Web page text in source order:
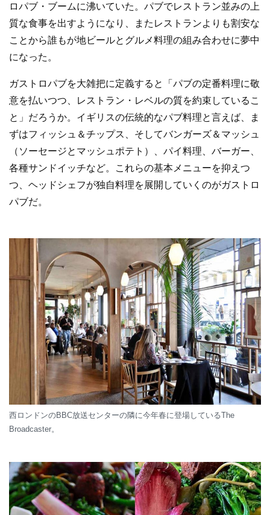
ロパブ・ブームに沸いていた。パブでレストラン並みの上
質な食事を出すようになり、またレストランよりも割安な
ことから誰もが地ビールとグルメ料理の組み合わせに夢中
になった。
ガストロパブを大雑把に定義すると「パブの定番料理に敬
意を払いつつ、レストラン・レベルの質を約束しているこ
と」だろうか。イギリスの伝統的なパブ料理と言えば、ま
ずはフィッシュ＆チップス、そしてバンガーズ＆マッシュ
（ソーセージとマッシュポテト）、パイ料理、バーガー、
各種サンドイッチなど。これらの基本メニューを抑えつ
つ、ヘッドシェフが独自料理を展開していくのがガストロ
パブだ。
西ロンドンのBBC放送センターの隣に今年春に登場しているThe
Broadcaster。